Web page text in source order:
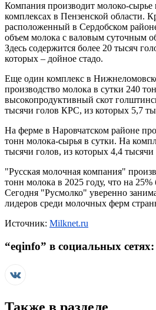
Компания производит молоко-
комплексах в Пензенской области.
расположенный в Сердобском
объем молока с валовым суточным
Здесь содержится более 20 тысяч
которых – дойное стадо.
Еще один комплекс в
производство молока в сутки 240
высокопродуктивный скот
тысячи голов КРС, из которых 5,7
На ферме в Наровчатском районе
тонн молока-сырья в сутки. На
тысячи голов, из которых 4,4 тысячи
"Русская молочная компания"
тонн молока в 2025 году, что на
Сегодня "Русмолко" уверенно
лидеров среди молочных ферм
Источник: Milknet.ru
“eqinfo” в социальных сетях:
Также в разделе